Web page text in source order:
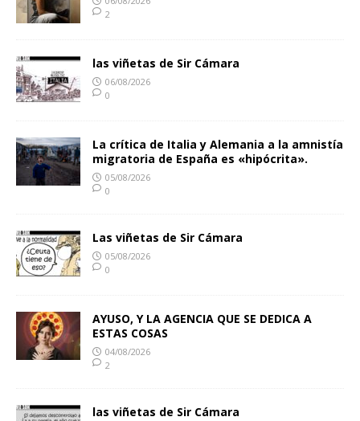
2
las viñetas de Sir Cámara
06/08/2026
0
La crítica de Italia y Alemania a la amnistía
migratoria de España es «hipócrita».
05/08/2026
0
Las viñetas de Sir Cámara
05/08/2026
0
AYUSO, Y LA AGENCIA QUE SE DEDICA A
ESTAS COSAS
04/08/2026
2
las viñetas de Sir Cámara